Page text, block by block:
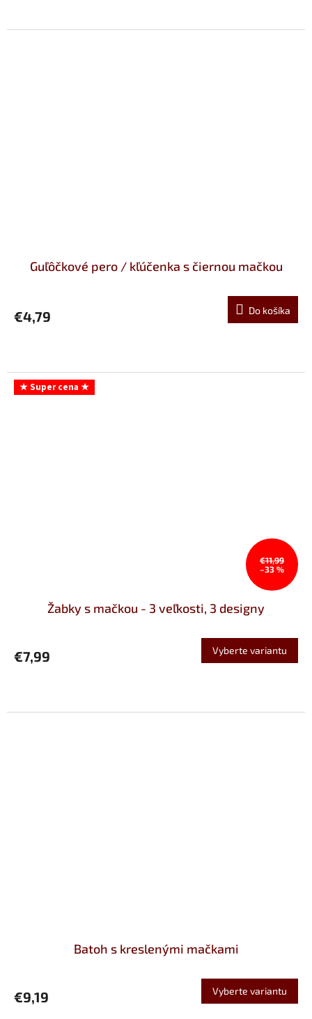
Guľôčkové pero / kľúčenka s čiernou mačkou
€4,79 Do košíka
★ Super cena ★
€11,99
–33 %
Žabky s mačkou - 3 veľkosti, 3 designy
€7,99 Vyberte variantu
Batoh s kreslenými mačkami
€9,19 Vyberte variantu